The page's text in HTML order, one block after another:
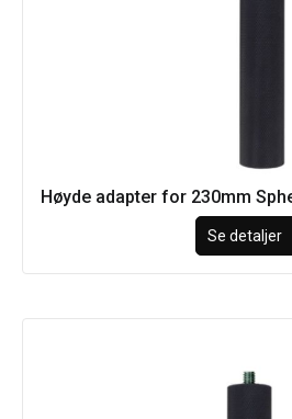
Høyde adapter for 230mm
Se detaljer